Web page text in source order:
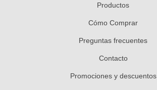
Productos
Cómo Comprar
Preguntas frecuentes
Contacto
Promociones y descuentos